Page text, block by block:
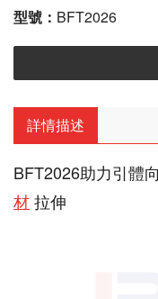
型號： BFT2026
詳情描述
BFT2026助力引體
材拉伸